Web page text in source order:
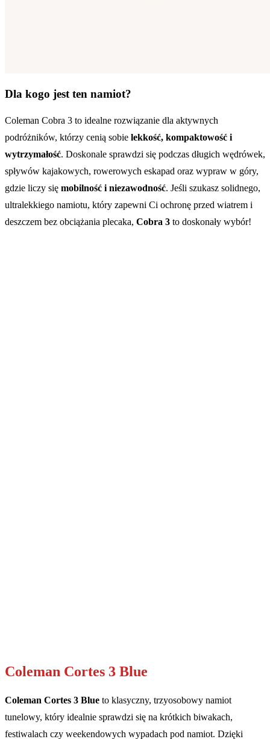
Dla kogo jest ten namiot?
Coleman Cobra 3 to idealne rozwiązanie dla aktywnych
podróżników, którzy cenią sobie lekkość, kompaktowość i
wytrzymałość. Doskonale sprawdzi się podczas długich wędrówek,
spływów kajakowych, rowerowych eskapad oraz wypraw w góry,
gdzie liczy się mobilność i niezawodność. Jeśli szukasz solidnego,
ultralekkiego namiotu, który zapewni Ci ochronę przed wiatrem i
deszczem bez obciążania plecaka, Cobra 3 to doskonały wybór!
Coleman Cortes 3 Blue
Coleman Cortes 3 Blue to klasyczny, trzyosobowy namiot
tunelowy, który idealnie sprawdzi się na krótkich biwakach,
festiwalach czy weekendowych wypadach pod namiot. Dzięki